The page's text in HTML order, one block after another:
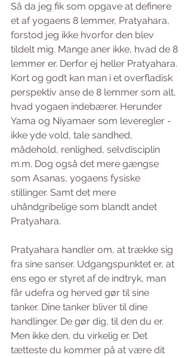
Så da jeg fik som opgave at definere
et af yogaens 8 lemmer, Pratyahara,
forstod jeg ikke hvorfor den blev
tildelt mig. Mange aner ikke, hvad de 8
lemmer er. Derfor ej heller Pratyahara.
Kort og godt kan man i et overfladisk
perspektiv anse de 8 lemmer som alt,
hvad yogaen indebærer. Herunder
Yama og Niyamaer som leveregler -
ikke yde vold, tale sandhed,
mådehold, renlighed, selvdisciplin
m.m. Dog også det mere gængse
som Asanas, yogaens fysiske
stillinger. Samt det mere
uhåndgribelige som blandt andet
Pratyahara.
Pratyahara handler om, at trække sig
fra sine sanser. Udgangspunktet er, at
ens ego er styret af de indtryk, man
får udefra og herved gør til sine
tanker. Dine tanker bliver til dine
handlinger. De gør dig, til den du er.
Men ikke den, du virkelig er. Det
tætteste du kommer på at være dit